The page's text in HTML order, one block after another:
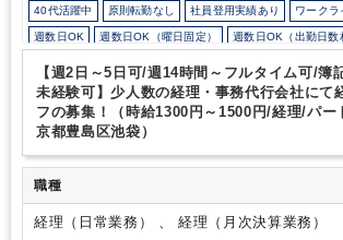
40代活躍中 原則転勤なし 社員登用実績あり ワークラ
週数日OK 週数日OK（曜日固定） 週数日OK（出勤日数
週2日からOK
時短勤務の相談OK 勤務開始時間の相談OK 勤務終了時
10時以降出社OK 定時早め 16時以前退社OK フルタイ
1日5時間以内でもOK
残業少なめ 残業月10時間未満 扶養控除内 オフィスカ
派遣スタッフ活躍中
ルーティンワークがメイン 業務手順等のOJT 土日祝休み
【週2日～5日可/週14時間～フルタイム可/簿
未経験可】少人数の経理・事務代行会社にて
フの募集！（時給1300円～1500円/経理/パー
京都豊島区池袋）
職種
経理（日常業務） 、 経理（月次決算業務）